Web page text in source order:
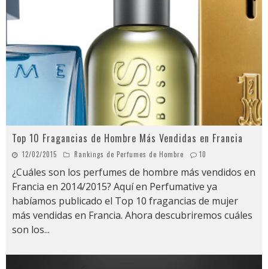
Top 10 Fragancias de Hombre Más Vendidas en Francia
12/02/2015 Rankings de Perfumes de Hombre 10
¿Cuáles son los perfumes de hombre más vendidos en
Francia en 2014/2015? Aquí en Perfumative ya
habíamos publicado el Top 10 fragancias de mujer
más vendidas en Francia. Ahora descubriremos cuáles
son los...